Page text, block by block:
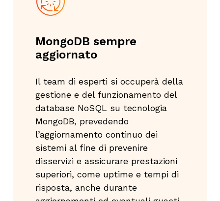
MongoDB sempre
aggiornato
Il team di esperti si occuperà della
gestione e del funzionamento del
database NoSQL su tecnologia
MongoDB, prevedendo
l’aggiornamento continuo dei
sistemi al fine diprevenire
disservizie assicurare prestazioni
superiori, come uptimee tempi di
risposta, anche durante